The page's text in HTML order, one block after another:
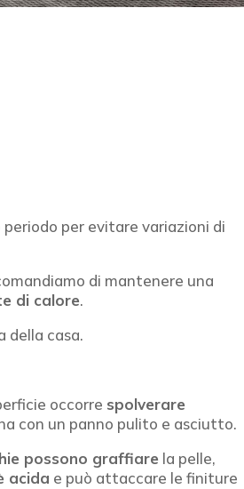
periodo per evitare variazioni di
di mantenere una
di calore.
della casa.
occorre spolverare
con un panno pulito e asciutto.
possono graffiare la pelle,
acida e può attaccare le finiture